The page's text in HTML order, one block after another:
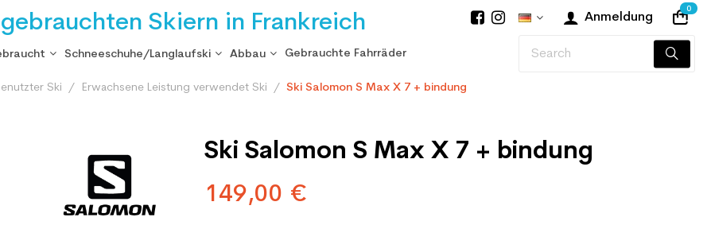
Skiern in Frankreich Anmeldung
0
Schneeschuhe/Langlaufski Abbau Gebrauchte Fahrräder
Ski Erwachsene Leistung verwendet Ski Ski Salomon S Max X 7 + bindung
Ski Salomon S Max X 7 + bindung
149,00 €